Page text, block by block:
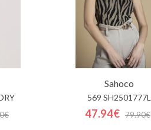
Sahoco
569 SH2501777L
47.94€ 79.90€